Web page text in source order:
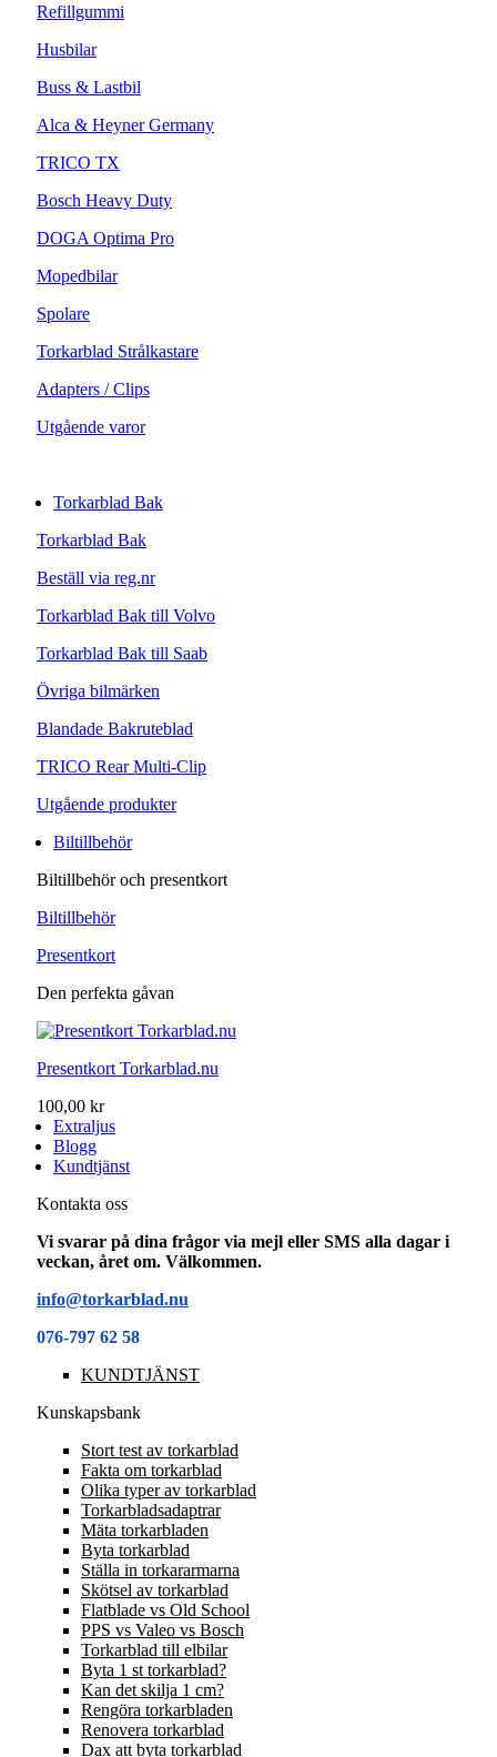
Refillgummi
Husbilar
Buss & Lastbil
Alca & Heyner Germany
TRICO TX
Bosch Heavy Duty
DOGA Optima Pro
Mopedbilar
Spolare
Torkarblad Strålkastare
Adapters / Clips
Utgående varor
Torkarblad Bak
Torkarblad Bak
Beställ via reg.nr
Torkarblad Bak till Volvo
Torkarblad Bak till Saab
Övriga bilmärken
Blandade Bakruteblad
TRICO Rear Multi-Clip
Utgående produkter
Biltillbehör
Biltillbehör och presentkort
Biltillbehör
Presentkort
Den perfekta gåvan
Presentkort Torkarblad.nu
100,00 kr
Extraljus
Blogg
Kundtjänst
Kontakta oss
Vi svarar på dina frågor via mejl eller SMS alla dagar i
veckan, året om. Välkommen.
info@torkarblad.nu
076-797 62 58
KUNDTJÄNST
Kunskapsbank
Stort test av torkarblad
Fakta om torkarblad
Olika typer av torkarblad
Torkarbladsadaptrar
Mäta torkarbladen
Byta torkarblad
Ställa in torkararmarna
Skötsel av torkarblad
Flatblade vs Old School
PPS vs Valeo vs Bosch
Torkarblad till elbilar
Byta 1 st torkarblad?
Kan det skilja 1 cm?
Rengöra torkarbladen
Renovera torkarblad
Dax att byta torkarblad